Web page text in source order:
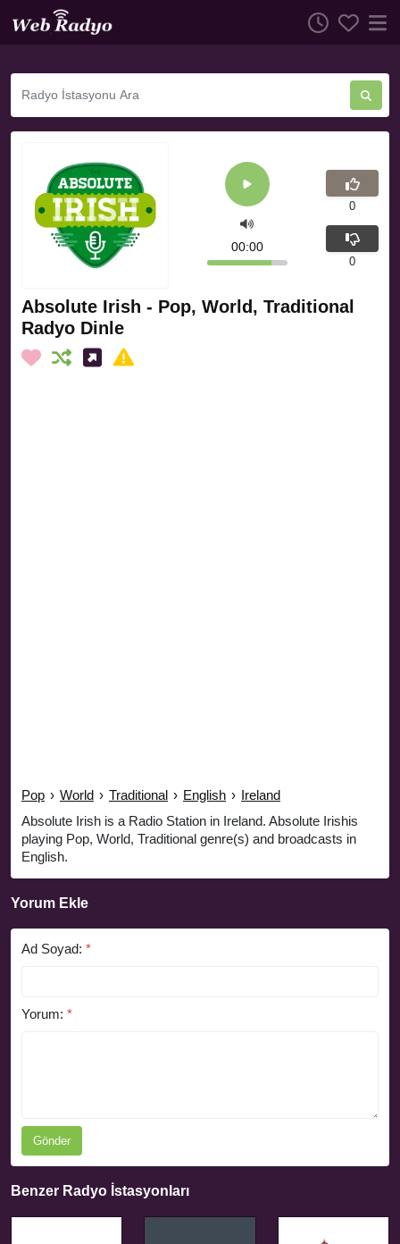
Absolute Irish - Pop, World, Traditional
Radyo Dinle
Pop › World › Traditional › English › Ireland
Absolute Irish is a Radio Station in Ireland. Absolute Irishis
playing Pop, World, Traditional genre(s) and broadcasts in
English.
00:00
0
0
Yorum Ekle
Ad Soyad: *
Yorum: *
Gönder
Benzer Radyo İstasyonları